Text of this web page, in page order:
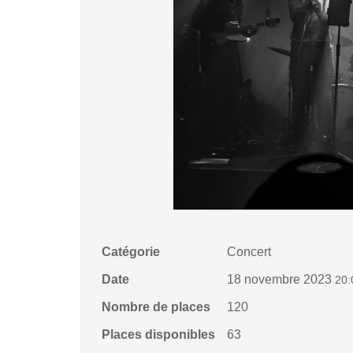
Catégorie Concert
Date 18 novembre 2023
Nombre de places 120
Places disponibles 63